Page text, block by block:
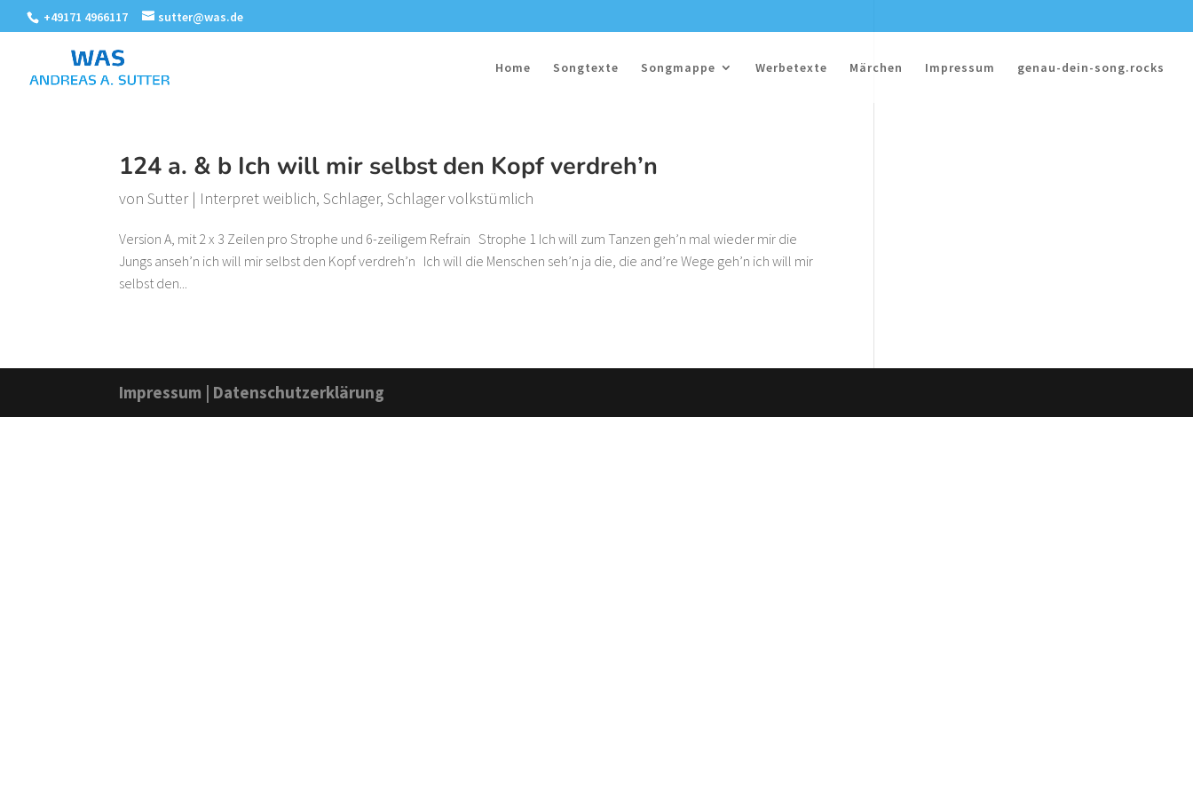
+49171 4966117 sutter@was.de
Home Songtexte Songmappe Werbetexte Märchen Impressum genau-dein-song.rocks
124 a. & b Ich will mir selbst den Kopf verdreh’n
vonSutter| Interpret weiblich,Schlager,Schlager volkstümlich
Version A, mit 2 x 3 Zeilen pro Strophe und 6-zeiligem Refrain Strophe 1 Ich will zum Tanzen geh’n mal wieder mir die
Jungs anseh’n ich will mir selbst den Kopf verdreh’n Ich will die Menschen seh’n ja die, die and’re Wege geh’n ich will mir
selbst den...
Impressum | Datenschutzerklärung